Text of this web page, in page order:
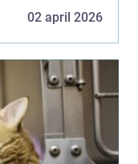
02 april 2026